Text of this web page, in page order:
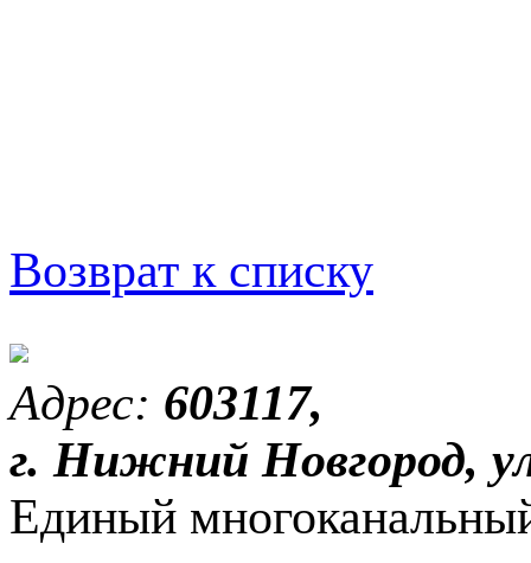
Возврат к списку
Адрес: 603117,
г. Нижний Новгород,
Единый